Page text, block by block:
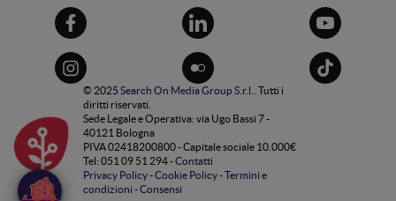
© 2025 Search On Media Group S.r.l.
. Tutti i
diritti riservati.
Sede Legale e Operativa: via Ugo Bassi 7 -
40121 Bologna
PIVA 02418200800 - Capitale sociale 10.000€
Tel: 051 09 51 294 -Contatti
Privacy Policy-Cookie Policy-Termini e
condizioni -Consensi